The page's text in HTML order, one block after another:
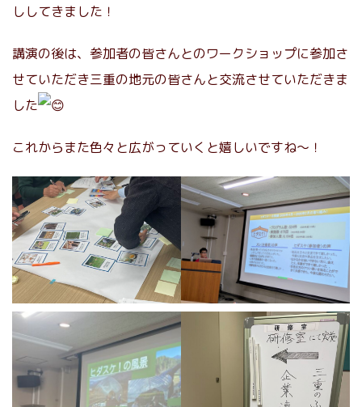
ししてきました！
講演の後は、参加者の皆さんとのワークショップに参加さ
せていただき三重の地元の皆さんと交流させていただきま
した
これからまた色々と広がっていくと嬉しいですね〜！